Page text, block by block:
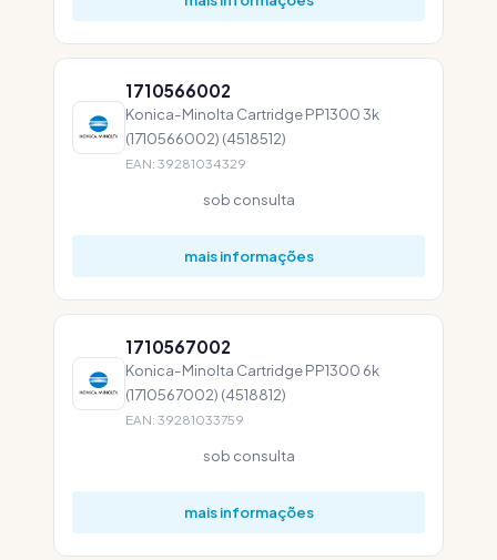
1710566002
Konica-Minolta Cartridge PP1300 3k
(1710566002) (4518512)
EAN: 39281034329
sob consulta
mais informações
1710567002
Konica-Minolta Cartridge PP1300 6k
(1710567002) (4518812)
EAN: 39281033759
sob consulta
mais informações